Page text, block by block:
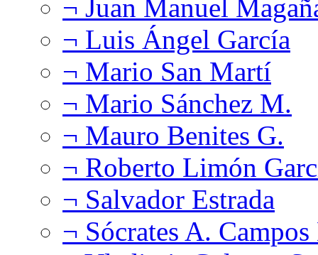
¬ Juan Manuel
¬ Luis Ángel García
¬ Mario San Martí
¬ Mario Sánchez M.
¬ Mauro Benites G.
¬ Roberto Limón
¬ Salvador Estrada
¬ Sócrates A.